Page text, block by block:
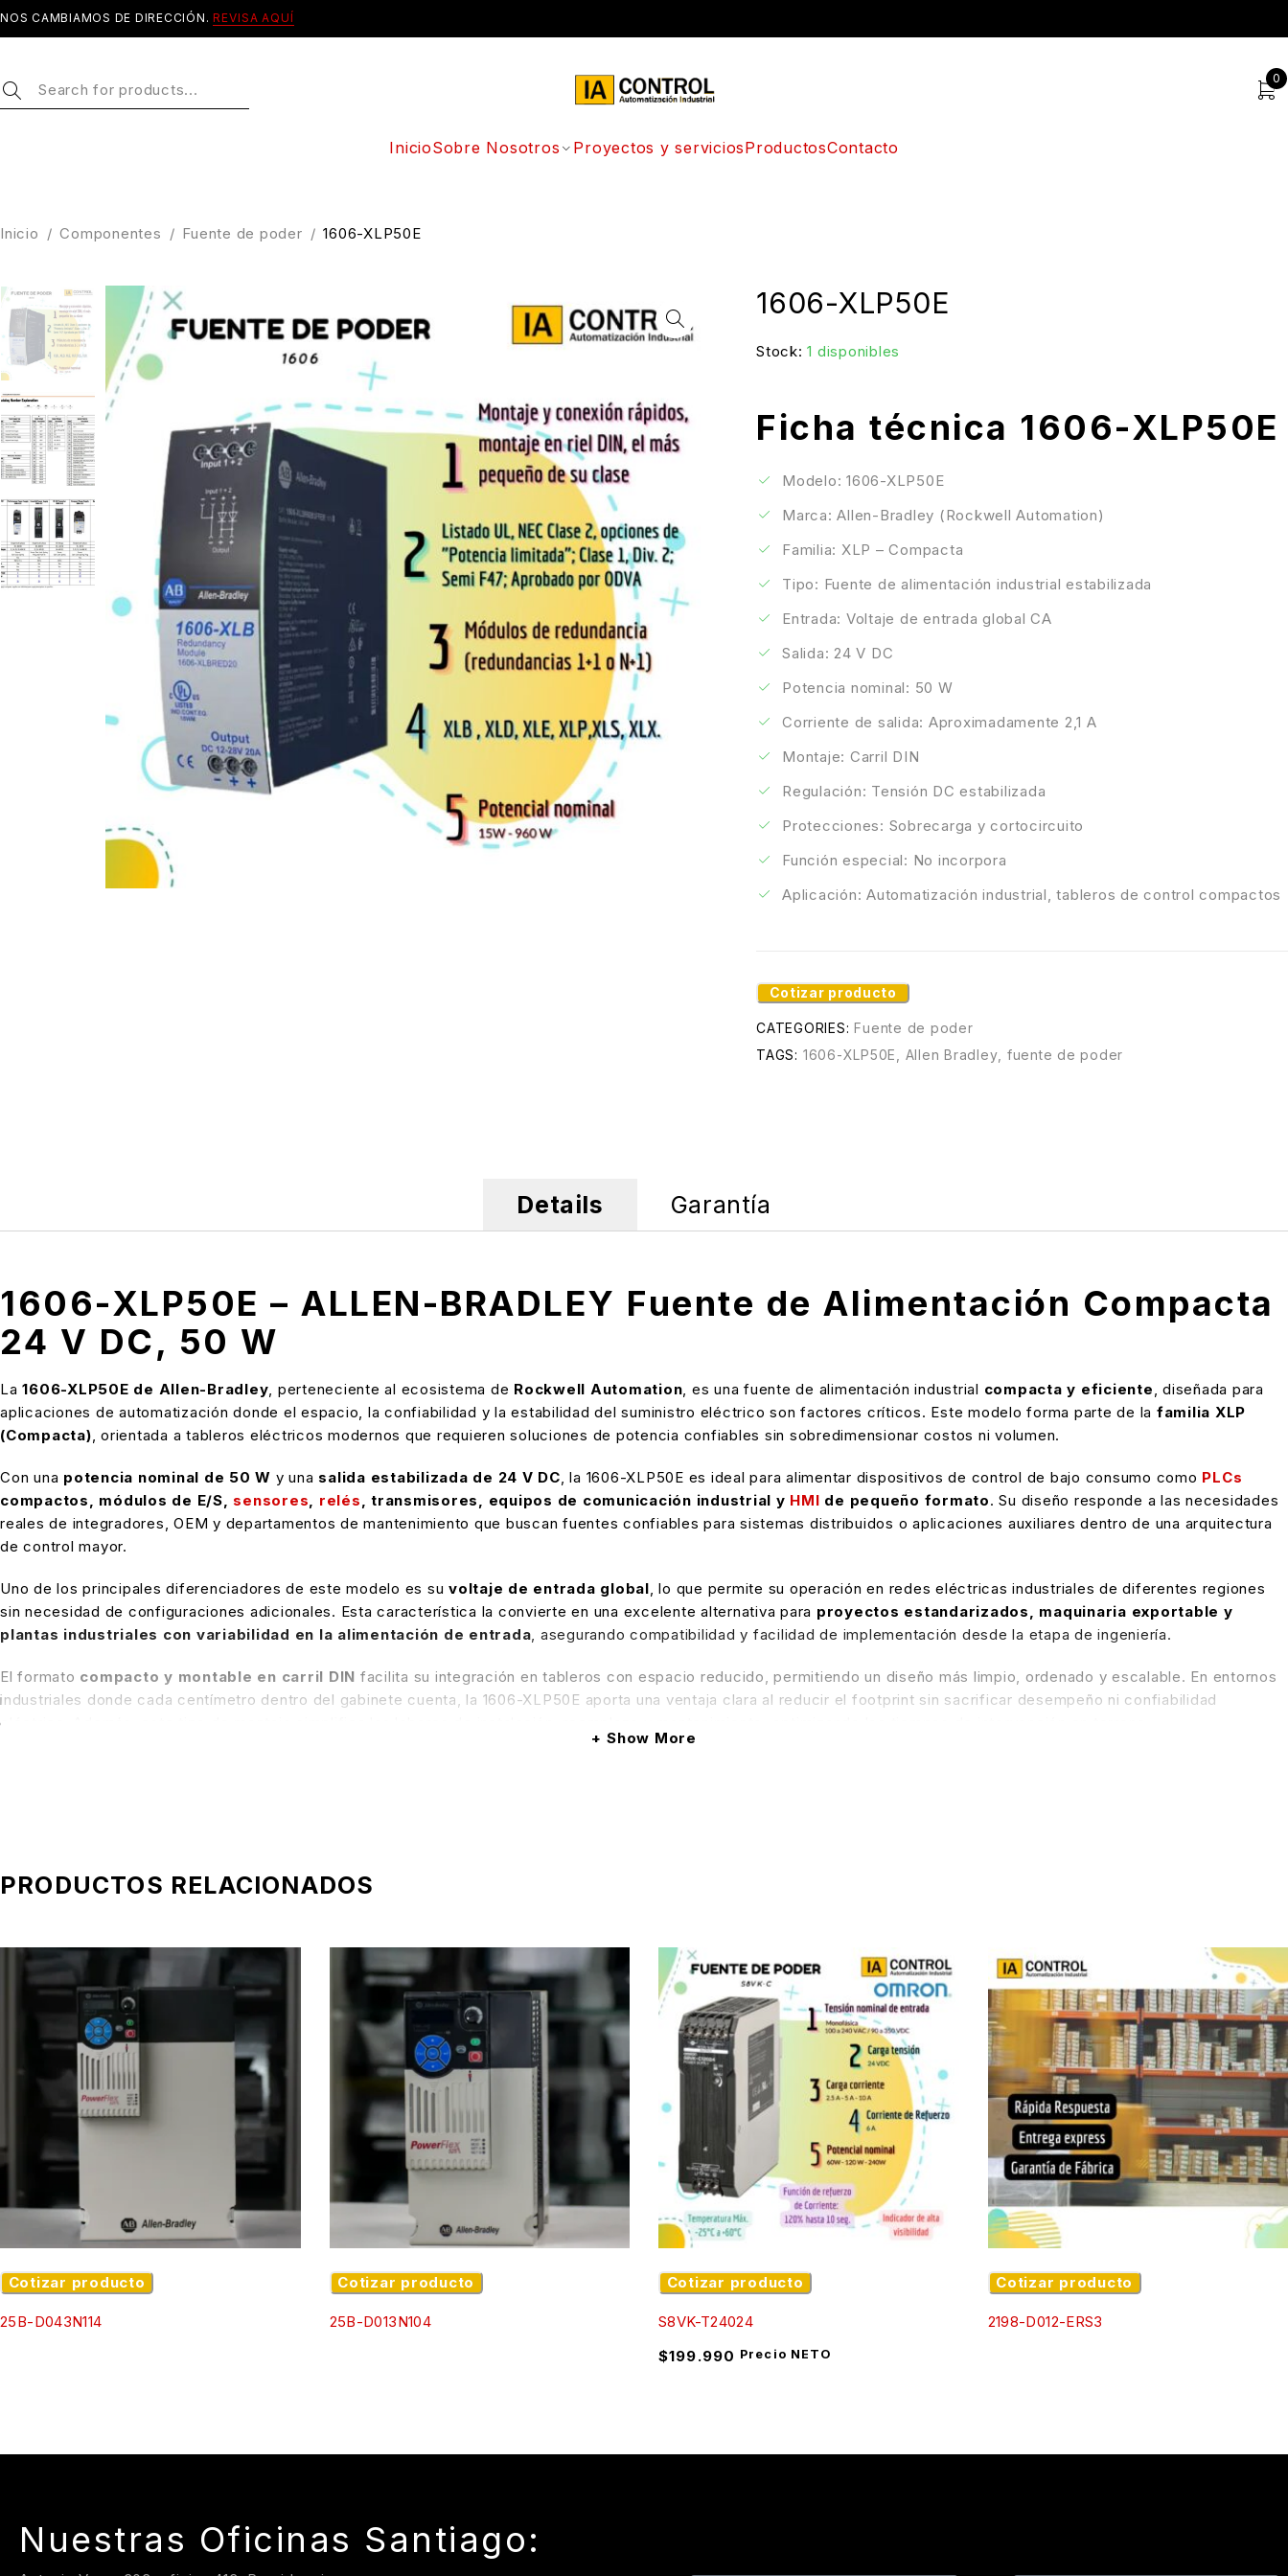
NOS CAMBIAMOS DE DIRECCIÓN. REVISA AQUÍ
0
InicioSobre Nosotros Proyectos y serviciosProductosContacto
Inicio / Componentes / Fuente de poder / 1606-XLP50E
1606-XLP50E
Stock: 1 disponibles
Ficha técnica 1606-XLP50E
Modelo: 1606-XLP50E
Marca: Allen-Bradley (Rockwell Automation)
Familia: XLP – Compacta
Tipo: Fuente de alimentación industrial estabilizada
Entrada: Voltaje de entrada global CA
Salida: 24 V DC
Potencia nominal: 50 W
Corriente de salida: Aproximadamente 2,1 A
Montaje: Carril DIN
Regulación: Tensión DC estabilizada
Protecciones: Sobrecarga y cortocircuito
Función especial: No incorpora
Aplicación: Automatización industrial, tableros de control compactos
Cotizar producto
CATEGORIES: Fuente de poder
TAGS: 1606-XLP50E Allen Bradley fuente de poder
Details Garantía
1606-XLP50E – ALLEN-BRADLEY Fuente de Alimentación Compacta
24 V DC, 50 W
La1606-XLP50E de Allen-Bradley, perteneciente al ecosistema de Rockwell Automation, es una fuente de alimentación industrial compacta y eficiente, diseñada para
aplicaciones de automatización donde el espacio, la confiabilidad y la estabilidad del suministro eléctrico son factores críticos. Este modelo forma parte de la familia XLP
(Compacta), orientada a tableros eléctricos modernos que requieren soluciones de potencia confiables sin sobredimensionar costos ni volumen.
Con una potencia nominal de 50 W y una salida estabilizada de 24 V DC, la 1606-XLP50E es ideal para alimentar dispositivos de control de bajo consumo como PLCs
compactos, módulos de E/S, sensores, relés, transmisores, equipos de comunicación industrial y HMI de pequeño formato. Su diseño responde a las necesidades
reales de integradores, OEM y departamentos de mantenimiento que buscan fuentes confiables para sistemas distribuidos o aplicaciones auxiliares dentro de una arquitectura
de control mayor.
Uno de los principales diferenciadores de este modelo es su voltaje de entrada global, lo que permite su operación en redes eléctricas industriales de diferentes regiones
sin necesidad de configuraciones adicionales. Esta característica la convierte en una excelente alternativa para proyectos estandarizados, maquinaria exportable y
plantas industriales con variabilidad en la alimentación de entrada, asegurando compatibilidad y facilidad de implementación desde la etapa de ingeniería.
El formato compacto y montable en carril DIN facilita su integración en tableros con espacio reducido, permitiendo un diseño más limpio, ordenado y escalable. En entornos
industriales donde cada centímetro dentro del gabinete cuenta, la 1606-XLP50E aporta una ventaja clara al reducir el footprint sin sacrificar desempeño ni confiabilidad
eléctrica. Además, este tipo de montaje simplifica las labores de instalación, reemplazo y mantenimiento, optimizando los tiempos de intervención en terreno.
Este enfoque resulta especialmente atractivo en aplicaciones donde se requiere una fuente directa, sin funcionalidades avanzadas que puedan encarecer el sistema o introducir
complejidad innecesaria. En automatización industrial, muchas veces una solución simple y bien diseñada es la opción más eficiente y segura.
fuente como los equipos aguas abajo. Estas protecciones permiten que el sistema responda de manera controlada ante condiciones anómalas, reduciendo el riesgo de daños
mayores y facilitando la rápida recuperación del proceso una vez solucionada la causa del evento.
La 1606-XLP50E es ampliamente utilizada en
tableros de control compactos, máquinas individuales, skids, sistemas OEM, automatización ligera y aplicaciones
auxiliares dentro de plantas industriales
, donde se requiere una fuente confiable para circuitos de control específicos. Su eficiencia energética y su diseño térmico
contribuyen a una operación estable incluso en gabinetes cerrados o con ventilación limitada.
IA Control, entendemos que no todos los proyectos requieren fuentes de alta potencia, pero sí máxima confiabilidad y compatibilidad industrial. LaAllen-Bradley
1606-XLP50E
responde exactamente a esa necesidad: una solución compacta, eficiente y respaldada por una de las marcas más reconocidas en automatización industrial a
nivel mundial.
👉Solicita tu cotización con IA Control
y equipa tus tableros con una fuente de alimentación confiable, compacta y lista para operar en entornos industriales reales. Nuestro
equipo técnico te acompaña en la correcta selección para asegurar eficiencia, continuidad operativa y escalabilidad en tus proyectos de automatización.
Ubicación
Instagram
Show More
PRODUCTOS RELACIONADOS
Cotizar producto
25B-D043N114
Cotizar producto
25B-D013N104
Cotizar producto
S8VK-T24024
$199.990 Precio NETO
Cotizar producto
2198-D012-ERS3
Nuestras Oficinas Santiago: